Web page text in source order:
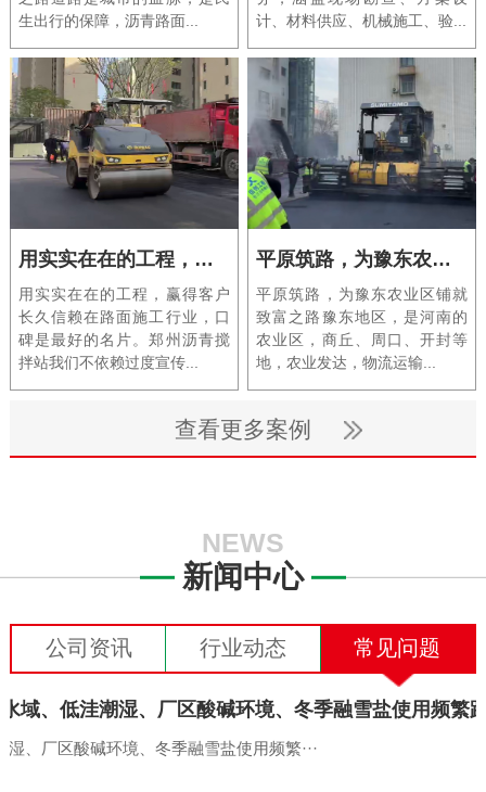
生出行的保障，沥青路面...
计、材料供应、机械施工、验...
用实实在在的工程，赢得客户长久信赖
用实实在在的工程，赢得客户
长久信赖在路面施工行业，口
碑是最好的名片。郑州沥青搅
拌站我们不依赖过度宣传...
平原筑路，为豫东农业区铺就致富之路
平原筑路，为豫东农业区铺就
致富之路豫东地区，是河南的
农业区，商丘、周口、开封等
地，农业发达，物流运输...
查看更多案例
NEWS
新闻中心
公司资讯 行业动态 常见问题
、厂区酸碱环境、冬季融雪盐使用频繁···